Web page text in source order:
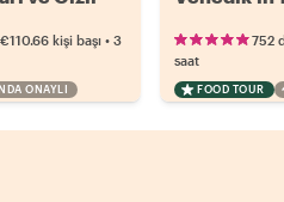
€110.66 kişi başı • 3
ONAYLI
752
saat
FOOD TOUR